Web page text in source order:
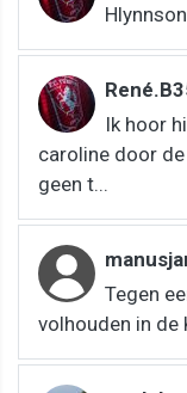
Hlynnson
Ik hoor
caroline door
geen t...
Tegen
volhouden in de